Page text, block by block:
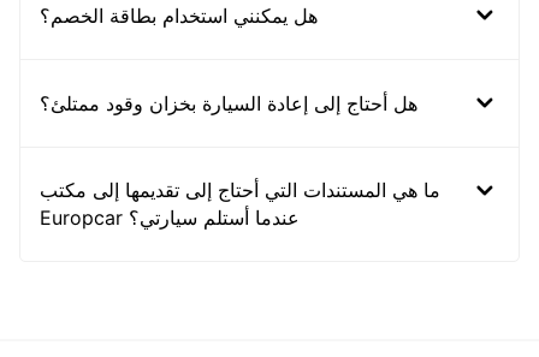
هل يمكنني استخدام بطاقة الخصم؟
هل أحتاج إلى إعادة السيارة بخزان وقود ممتلئ؟
ما هي المستندات التي أحتاج إلى تقديمها إلى مكتب
Europcar عندما أستلم سيارتي؟